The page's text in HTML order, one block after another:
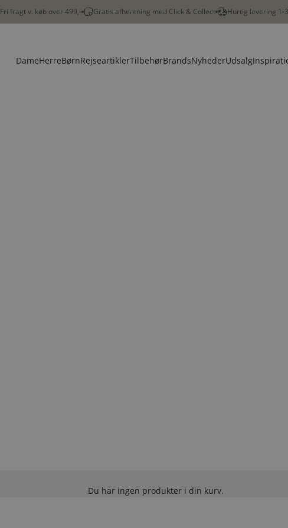
Fri fragt v. køb over 499,- Gratis afhentning med Click & Collect Hurtig levering 1-
DameHerreBørnRejseartiklerTilbehørBrandsNyhederUdsalg
Du har ingen produkter i din kurv.